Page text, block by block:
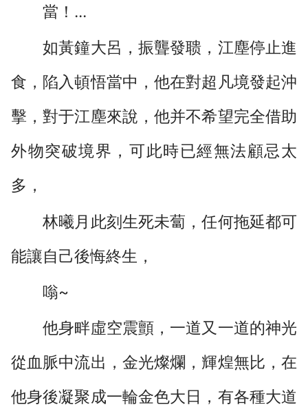
當！...
如黃鐘大呂，振聾發聩，江塵停止進
食，陷入頓悟當中，他在對超凡境發起沖
擊，對于江塵來說，他并不希望完全借助
外物突破境界，可此時已經無法顧忌太
多，
林曦月此刻生死未蔔，任何拖延都可
能讓自己後悔終生，
嗡~
他身畔虛空震顫，一道又一道的神光
從血脈中流出，金光燦爛，輝煌無比，在
他身後凝聚成一輪金色大日，有各種大道